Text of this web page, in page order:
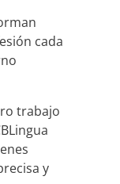
cada
trabajo
y